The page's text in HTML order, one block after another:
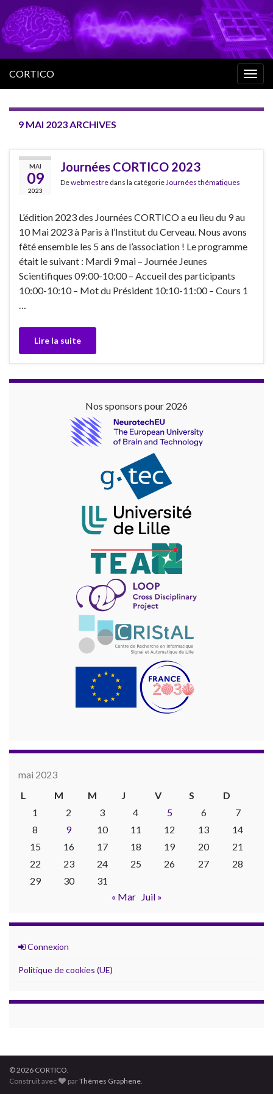
CORTICO
9 MAI 2023 ARCHIVES
MAI
09
2023
Journées CORTICO 2023
Dewebmestre dans la catégorie Journées thématiques
L’édition 2023 des Journées CORTICO a eu lieu du 9 au
10 Mai 2023 à Paris à l’Institut du Cerveau. Nous avons
fêté ensemble les 5 ans de l’association ! Le programme
était le suivant : Mardi 9 mai – Journée Jeunes
Scientifiques 09:00-10:00 – Accueil des participants
10:00-10:10 – Mot du Président 10:10-11:00 – Cours 1
Lire la suite
Nos sponsors pour 2026
mai 2023
L
M M J V S
D
1
2 3 4 5 6
7
8
9 10 11 12 13
14
15
16 17 18 19 20
21
22
23 24 25 26 27
28
29
30
31
« Mar
Juil »
Connexion
Politique de cookies (UE)
© 2026 CORTICO.
Construit avec
parThèmes Graphene